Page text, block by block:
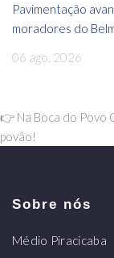
Pavimentação
moradores do
06 ago, 2026
👉 Na Boca do Povo
povão!
Sobre nós
Médio Piracicaba